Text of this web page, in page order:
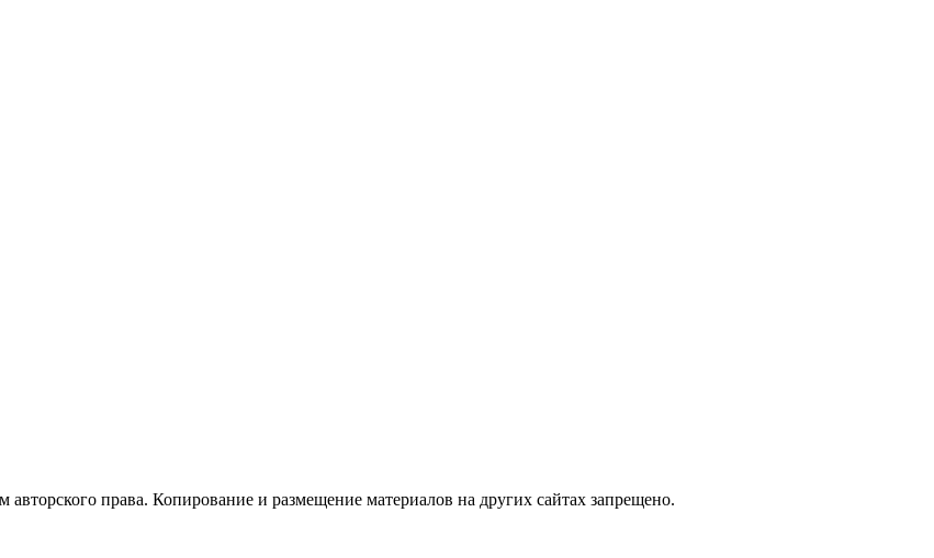
права. Копирование и размещение материалов на других сайтах запрещено.